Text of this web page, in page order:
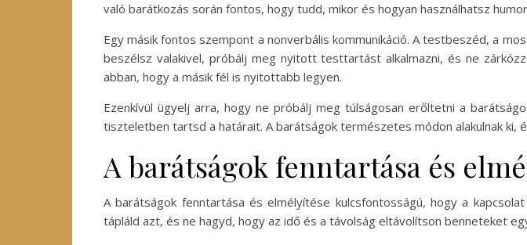
való barátkozás során fontos, hogy tudd, mikor és hogyan használhatsz
Egy másik fontos szempont a nonverbális kommunikáció. A testbeszéd, a
beszélsz valakivel, próbálj meg nyitott testtartást alkalmazni, és ne
abban, hogy a másik fél is nyitottabb legyen.
Ezenkívül ügyelj arra, hogy ne próbálj meg túlságosan erőltetni a
tiszteletben tartsd a határait. A barátságok természetes módon alakulnak ki,
A barátságok fenntartása és
A barátságok fenntartása és elmélyítése kulcsfontosságú, hogy a
tápláld azt, és ne hagyd, hogy az idő és a távolság eltávolítson benneteket